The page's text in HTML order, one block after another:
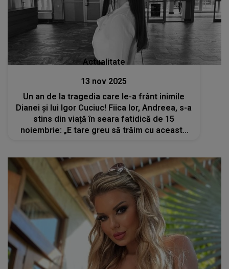
Actualitate
13 nov 2025
Un an de la tragedia care le-a frânt inimile
Dianei și lui Igor Cuciuc! Fiica lor, Andreea, s-a
stins din viață în seara fatidică de 15
noiembrie: „E tare greu să trăim cu această